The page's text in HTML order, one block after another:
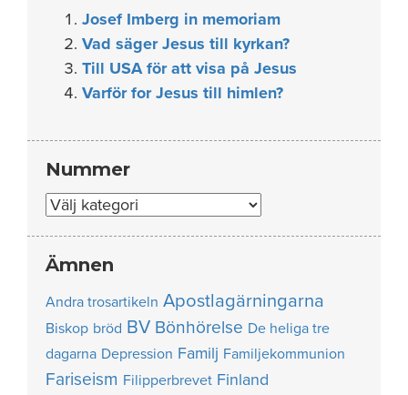
Josef Imberg in memoriam
Vad säger Jesus till kyrkan?
Till USA för att visa på Jesus
Varför for Jesus till himlen?
Nummer
Nummer
Ämnen
Andra trosartikeln Apostlagärningarna
Biskop bröd BV Bönhörelse De heliga tre
dagarna Depression Familj Familjekommunion
Fariseism Filipperbrevet Finland